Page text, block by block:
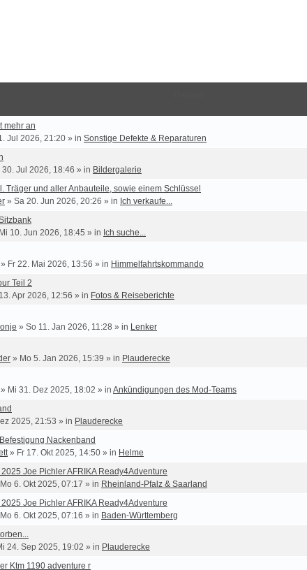
mehr an
Jul 2026, 21:20 » in Sonstige Defekte & Reparaturen
30. Jul 2026, 18:46 » in Bildergalerie
Träger und aller Anbauteile, sowie einem Schlüssel
» Sa 20. Jun 2026, 20:26 » in Ich verkaufe...
Mi 10. Jun 2026, 18:45 » in Ich suche...
» Fr 22. Mai 2026, 13:56 » in Himmelfahrtskommando
Teil 2
Apr 2026, 12:56 » in Fotos & Reiseberichte
» So 11. Jan 2026, 11:28 » in Lenker
» Mo 5. Jan 2026, 15:39 » in Plauderecke
» Mi 31. Dez 2025, 18:02 » in Ankündigungen des Mod-Teams
2025, 21:53 » in Plauderecke
Nackenband
» Fr 17. Okt 2025, 14:50 » in Helme
Joe Pichler AFRIKA Ready4Adventure
Mo 6. Okt 2025, 07:17 » in Rheinland-Pfalz & Saarland
Joe Pichler AFRIKA Ready4Adventure
Mo 6. Okt 2025, 07:16 » in Baden-Württemberg
24. Sep 2025, 19:02 » in Plauderecke
Ktm 1190 adventure r